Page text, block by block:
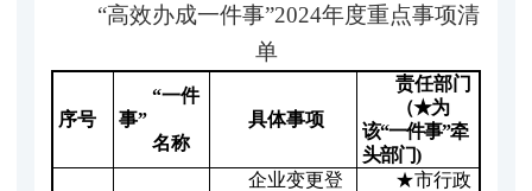
“高效办成一件事”2024年度重点事项清
单
序号
“一件
事”
名称
具体事项
责任部门
（★为
该“一件事”牵
头部门)
企业变更登
★市行政